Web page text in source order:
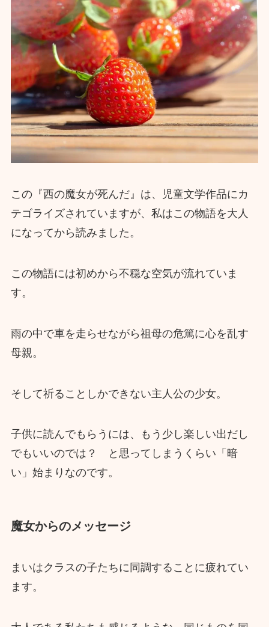
この『西の魔女が死んだ』は、児童文学作品にカ
テゴライズされていますが、私はこの物語を大人
になってから読みました。
この物語には初めから不穏な空気が流れていま
す。
雨の中で車を走らせながら祖母の危篤に心を乱す
母親。
そして祈ることしかできない主人公の少女。
子供に読んでもらうには、もう少し楽しい出だし
でもいいのでは？ と思ってしまうくらい「暗
い」始まりなのです。
魔女からのメッセージ
まいはクラスの子たちに同調することに疲れてい
ます。